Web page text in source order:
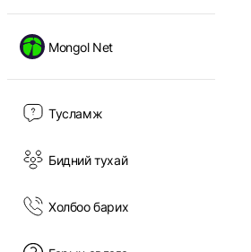
Mongol Net
Тусламж
Бидний тухай
Холбоо барих